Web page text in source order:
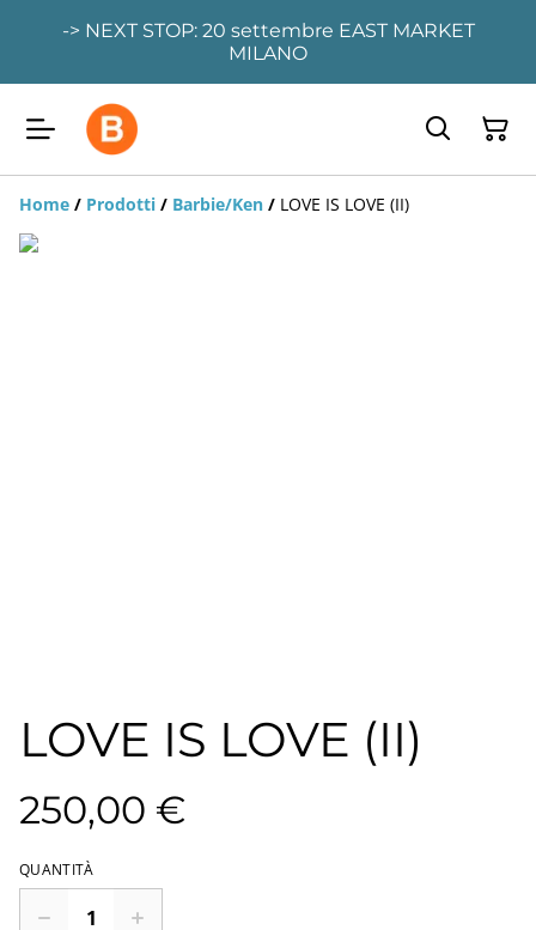
-> NEXT STOP: 20 settembre EAST MARKET
MILANO
Home / Prodotti / Barbie/Ken / LOVE IS LOVE (II)
LOVE IS LOVE (II)
250,00 €
QUANTITÀ